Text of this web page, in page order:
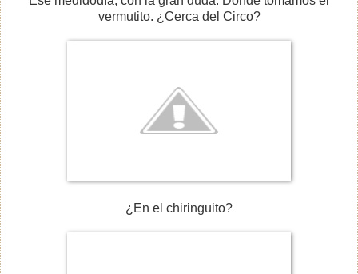
vermutito. ¿Cerca del Circo?
¿En el chiringuito?